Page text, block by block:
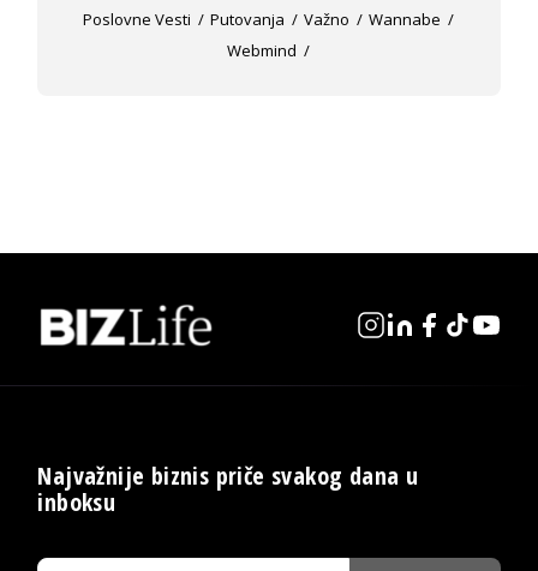
Poslovne Vesti
Putovanja Važno
Wannabe
Webmind
Najvažnije biznis priče svakog dana u
inboksu